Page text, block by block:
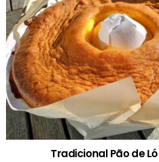
Tradicional Pão de